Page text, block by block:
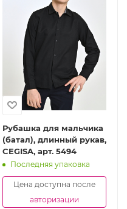
Рубашка для мальчика
(батал), длинный рукав,
CEGISA, арт. 5494
Последняя упаковка
Цена доступна после
авторизации